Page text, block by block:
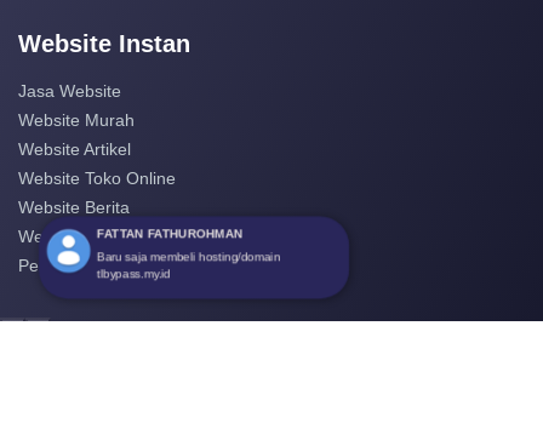
Website Instan
Jasa Website
Website Murah
Website Artikel
Website Toko Online
Website Berita
Website Perusahaan
Pembuatan Website
FATTAN FATHUROHMAN
Baru saja membeli hosting/domain
tlbypass.my.id